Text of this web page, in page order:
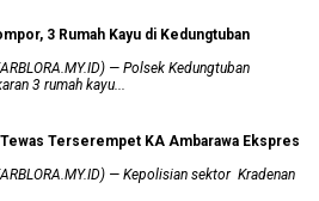
3 Rumah Kayu di Kedungtuban
— Polsek Kedungtuban
3 rumah kayu...
Terserempet KA Ambarawa Ekspres
— Kepolisian sektor Kradenan